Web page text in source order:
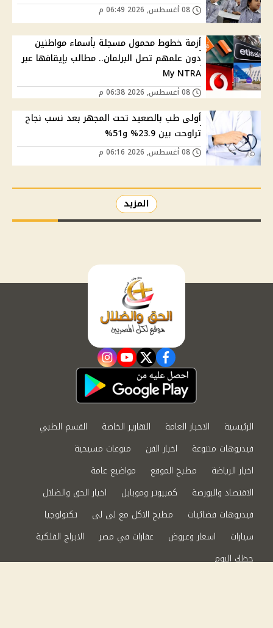
أزمة خطوط محمول مسجلة بأسماء مواطنين
دون علمهم تصل البرلمان.. مطالب بإيقافها عبر
My NTRA
أولى طب بالصعيد تحت المجهر بعد نسب نجاح
تراوحت بين 23.9% و51%
المزيد
facebook
twitter
youtube
instagram
الرئيسية الاخبار العامة التقارير الخاصة
القسم الطبي
فيديوهات متنوعة
اخبار الفن
منوعات مسيحية
اخبار الرياضة
مطبخ الموقع
مواضيع عامة
الاقتصاد والبورصة
كمبيوتر وموبايل
اخبار الحق والضلال
فيديوهات فضائيات
مطبخ الاكل مع لى لى
تكنولوجيا
سيارات
اسعار وعروض عقارات في مصر
الابراج الفلكية
حظك اليوم